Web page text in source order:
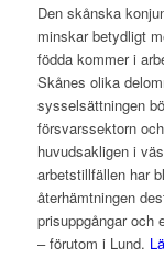
Den skånska
minskar betydligt
födda kommer i
Skånes olika
sysselsättningen
försvarssektorn
huvudsakligen i
arbetstillfällen har
återhämtningen
prisuppgångar och
– förutom i Lund.